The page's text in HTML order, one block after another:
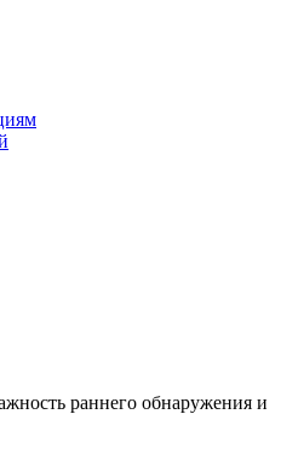
раннего обнаружения и